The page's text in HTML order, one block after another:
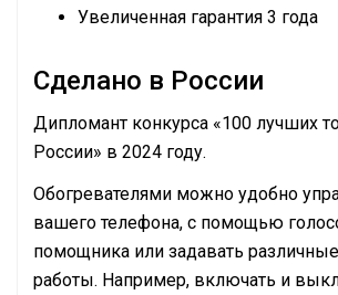
Увеличенная гарантия 3 года
Сделано в России
Дипломант конкурса «100 лучших
России» в 2024 году.
Обогревателями можно удобно
вашего телефона, с помощью
помощника или задавать
работы. Например, включать и